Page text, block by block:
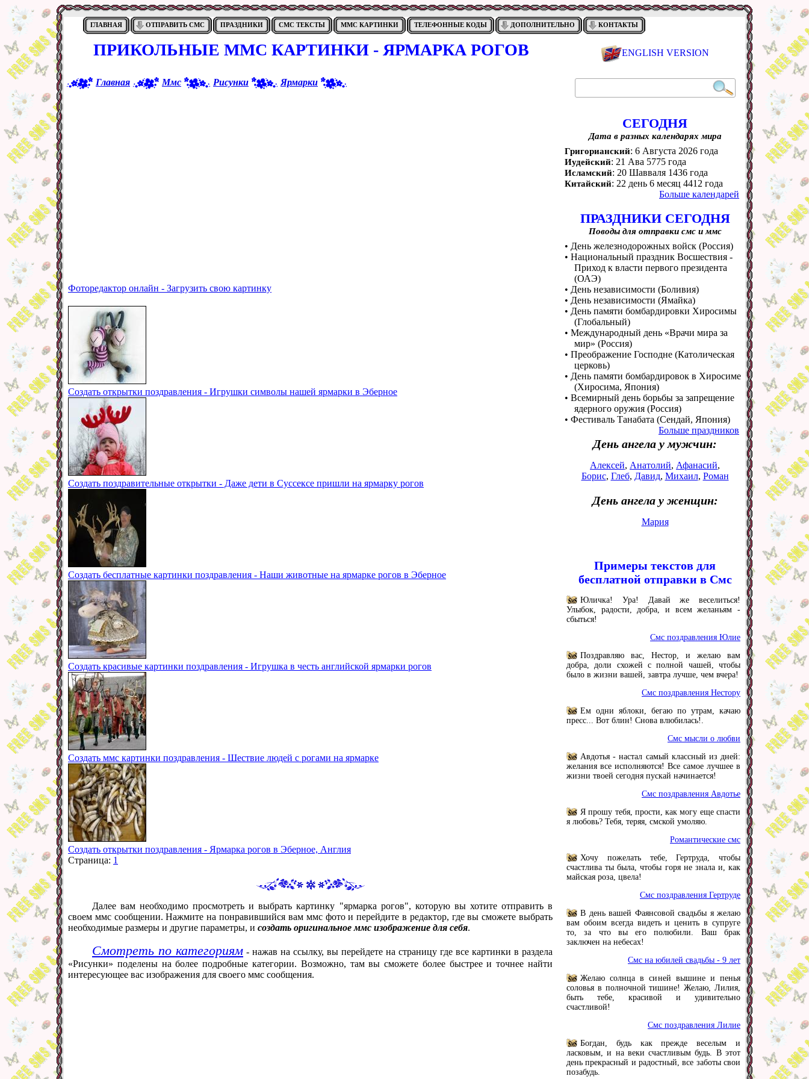
ГЛАВНАЯ ОТПРАВИТЬ СМС ПРАЗДНИКИ СМС ТЕКСТЫ ММС КАРТИНКИ ТЕЛЕФОННЫЕ КОДЫ ДОПОЛНИТЕЛЬНО КОНТАКТЫ
ПРИКОЛЬНЫЕ ММС КАРТИНКИ - ЯРМАРКА РОГОВ
Главная Ммс Рисунки Ярмарки
Фоторедактор онлайн - Загрузить свою картинку
Создать открытки поздравления - Игрушки символы нашей ярмарки в Эберное
Создать поздравительные открытки - Даже дети в Суссексе пришли на ярмарку рогов
Создать бесплатные картинки поздравления - Наши животные на ярмарке рогов в Эберное
Создать красивые картинки поздравления - Игрушка в честь английской ярмарки рогов
Создать ммс картинки поздравления - Шествие людей с рогами на ярмарке
Создать открытки поздравления - Ярмарка рогов в Эберное, Англия
Страница: 1
Далее вам необходимо просмотреть и выбрать картинку "ярмарка рогов", которую вы хотите отправить в
своем ммс сообщении. Нажмите на понравившийся вам ммс фото и перейдите в редактор, где вы сможете выбрать
необходимые размеры и другие параметры, и создать оригинальное ммс изображение для себя.
Смотреть по категориям - нажав на ссылку, вы перейдете на страницу где все картинки в раздела
«Рисунки» поделены на более подробные категории. Возможно, там вы сможете более быстрее и точнее найти
интересующее вас изображения для своего ммс сообщения.
ENGLISH VERSION
СЕГОДНЯ
Дата в разных календарях мира
Григорианский: 6 Августа 2026 года
Иудейский: 21 Ава 5775 года
Исламский: 20 Шавваля 1436 года
Китайский: 22 день 6 месяц 4412 года
Больше календарей
ПРАЗДНИКИ СЕГОДНЯ
Поводы для отправки смс и ммс
• День железнодорожных войск (Россия)
• Национальный праздник Восшествия -
Приход к власти первого президента
(ОАЭ)
• День независимости (Боливия)
• День независимости (Ямайка)
• День памяти бомбардировки Хиросимы
(Глобальный)
• Международный день «Врачи мира за
мир» (Россия)
• Преображение Господне (Католическая
церковь)
• День памяти бомбардировок в Хиросиме
(Хиросима, Япония)
• Всемирный день борьбы за запрещение
ядерного оружия (Россия)
• Фестиваль Танабата (Сендай, Япония)
Больше праздников
День ангела у мужчин:
Алексей, Анатолий, Афанасий,
Борис, Глеб, Давид, Михаил, Роман
День ангела у женщин:
Мария
Примеры текстов для
бесплатной отправки в Смс
Юличка! Ура! Давай же веселиться!
Улыбок, радости, добра, и всем желаньям -
сбыться!
Смс поздравления Юлие
Поздравляю вас, Нестор, и желаю вам
добра, доли схожей с полной чашей, чтобы
было в жизни вашей, завтра лучше, чем вчера!
Смс поздравления Нестору
Ем одни яблоки, бегаю по утрам, качаю
пресс... Вот блин! Снова влюбилась!.
Смс мысли о любви
Авдотья - настал самый классный из дней:
желания все исполняются! Все самое лучшее в
жизни твоей сегодня пускай начинается!
Смс поздравления Авдотье
Я прошу тебя, прости, как могу еще спасти
я любовь? Тебя, теряя, смской умоляю.
Романтические смс
Хочу пожелать тебе, Гертруда, чтобы
счастлива ты была, чтобы горя не знала и, как
майская роза, цвела!
Смс поздравления Гертруде
В день вашей Фаянсовой свадьбы я желаю
вам обоим всегда видеть и ценить в супруге
то, за что вы его полюбили. Ваш брак
заключен на небесах!
Смс на юбилей свадьбы - 9 лет
Желаю солнца в синей вышине и пенья
соловья в полночной тишине! Желаю, Лилия,
быть тебе, красивой и удивительно
счастливой!
Смс поздравления Лилие
Богдан, будь как прежде веселым и
ласковым, и на веки счастливым будь. В этот
день прекрасный и радостный, все заботы свои
позабудь.